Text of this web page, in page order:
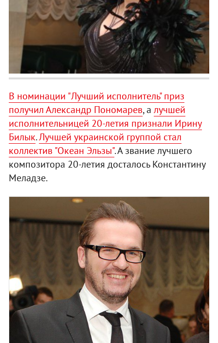
В номинации "Лучший исполнитель" приз
получил Александр Пономарев, а лучшей
исполнительницей 20-летия признали Ирину
Билык.Лучшей украинской группой стал
коллектив "Океан Эльзы". А звание лучшего
композитора 20-летия досталось Константину
Меладзе.